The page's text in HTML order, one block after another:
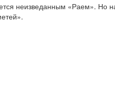
неизведанным «Раем». Но